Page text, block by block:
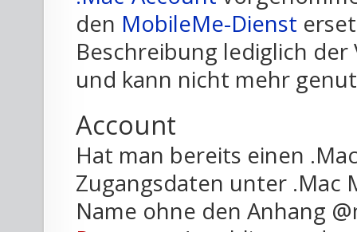
den MobileMe-Dienst
Beschreibung lediglich
und kann nicht mehr
Account
Hat man bereits einen
Zugangsdaten unter .Mac
Name ohne den Anhang